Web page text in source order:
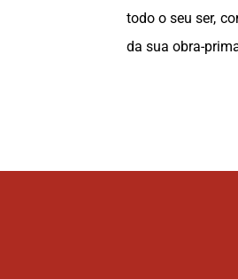
todo o seu ser,
da sua obra-